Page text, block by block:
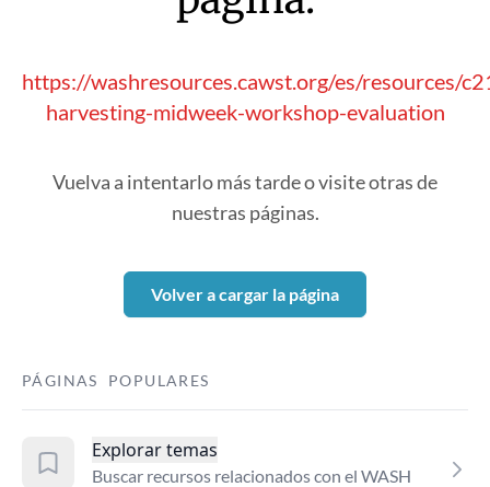
https://washresources.cawst.org/es/resources/
harvesting-midweek-workshop-evaluation
Vuelva a intentarlo más tarde o visite otras de
nuestras páginas.
Volver a cargar la página
PÁGINAS POPULARES
Explorar temas
Buscar recursos relacionados con el WASH